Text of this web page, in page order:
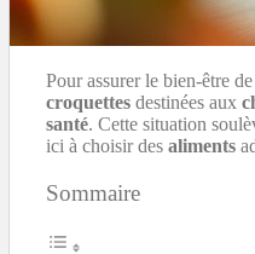
Pour assurer le bien-être
croquettes destinées aux
santé. Cette situation
ici à choisir des aliments
Sommaire